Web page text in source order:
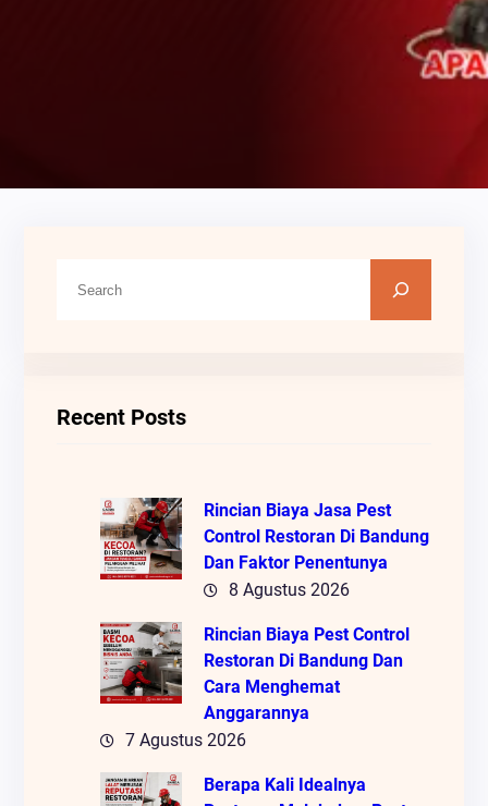
Recent Posts
Rincian Biaya Jasa Pest
Control Restoran Di Bandung
Dan Faktor Penentunya
8 Agustus 2026
Rincian Biaya Pest Control
Restoran Di Bandung Dan
Cara Menghemat
Anggarannya
7 Agustus 2026
Berapa Kali Idealnya